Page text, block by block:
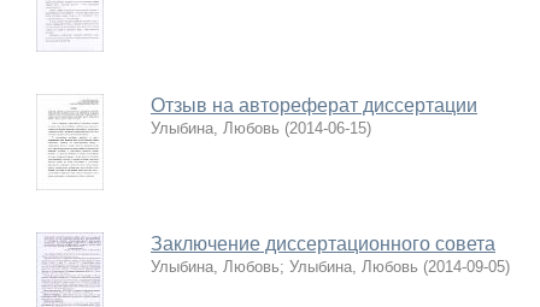
Отзыв на автореферат диссертации
Улыбина, Любовь (2014-06-15)
Заключение диссертационного совета
Улыбина, Любовь; Улыбина, Любовь (2014-09-05)